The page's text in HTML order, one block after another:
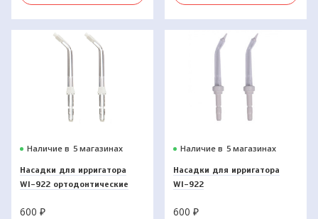
Наличие в 5 магазинах
Насадки для ирригатора
WI-922 ортодонтические
600 ₽
Наличие в 5 магазинах
Насадки для ирригатора
WI-922
600₽